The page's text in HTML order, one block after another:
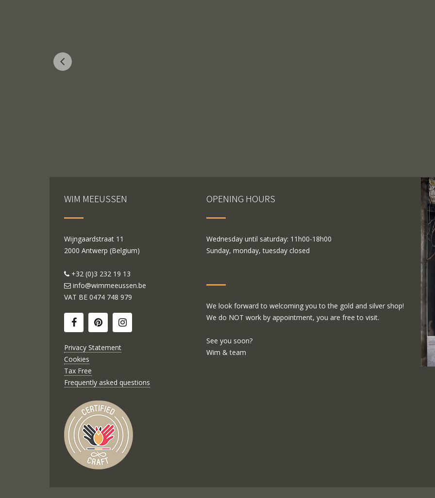
WIM MEEUSSEN
Wijngaardstraat 11
2000 Antwerp (Belgium)
+32 (0)3 232 19 13
info@wimmeeussen.be
VAT BE 0474 748 979
Privacy Statement
Cookies
Tax Free
Frequently asked questions
OPENING HOURS
Wednesday until saturday: 11h00-18h00
Sunday, monday, tuesday closed
We look forward to welcoming you to the gold and silver shop!
We do NOT work by appointment, you are free to visit.
See you soon?
Wim & team